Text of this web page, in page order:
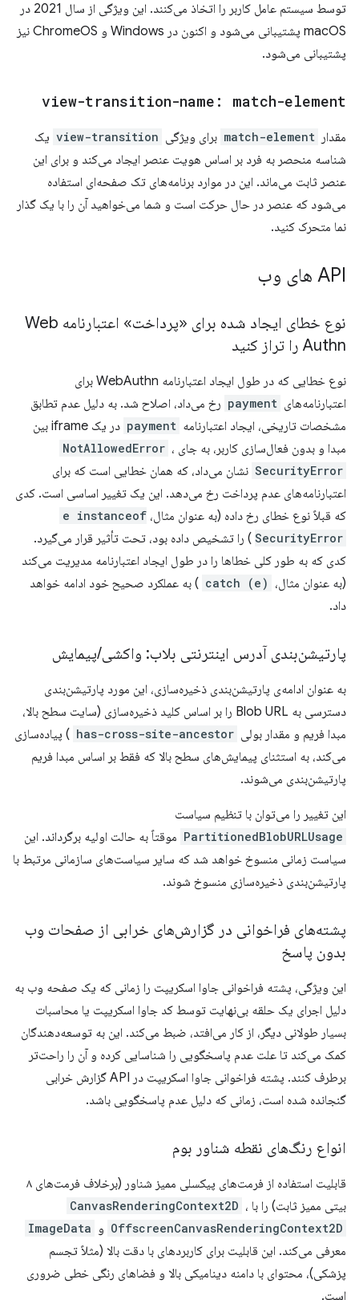
توسط سیستم عامل کاربر را اتخاذ می‌کنند. این ویژگی از سال 2021 در
macOS پشتیبانی می‌شود و اکنون در Windows و ChromeOS نیز
پشتیبانی می‌شود.
view-transition-name: match-element
مقدار match-element برای ویژگی view-transition یک
شناسه منحصر به فرد بر اساس هویت عنصر ایجاد می‌کند و برای این
عنصر ثابت می‌ماند. این در موارد برنامه‌های تک صفحه‌ای استفاده
می‌شود که عنصر در حال حرکت است و شما می‌خواهید آن را با یک گذار
نما متحرک کنید.
API های وب
نوع خطای ایجاد شده برای «پرداخت» اعتبارنامه Web
Authn را تراز کنید
نوع خطایی که در طول ایجاد اعتبارنامه WebAuthn برای
اعتبارنامه‌های payment رخ می‌داد، اصلاح شد. به دلیل عدم تطابق
مشخصات تاریخی، ایجاد اعتبارنامه payment
در یک iframe بین
مبدا و بدون فعال‌سازی کاربر، به جای
NotAllowedError ،
SecurityError نشان می‌داد، که همان خطایی است که برای
اعتبارنامه‌های عدم پرداخت رخ می‌دهد. این یک تغییر اساسی است. کدی
که قبلاً نوع خطای رخ داده (به عنوان مثال، e instanceof
SecurityError ) را تشخیص داده بود، تحت تأثیر قرار می‌گیرد.
کدی که به طور کلی خطاها را در طول ایجاد اعتبارنامه مدیریت می‌کند
(به عنوان مثال، catch (e) ) به عملکرد صحیح خود ادامه خواهد
داد.
پارتیشن‌بندی آدرس اینترنتی بلاب: واکشی/پیمایش
به عنوان ادامه‌ی پارتیشن‌بندی ذخیره‌سازی، این مورد پارتیشن‌بندی
دسترسی به Blob URL را بر اساس کلید ذخیره‌سازی (سایت سطح بالا،
مبدا فریم و مقدار بولی has-cross-site-ancestor ) پیاده‌سازی
می‌کند، به استثنای پیمایش‌های سطح بالا که فقط بر اساس مبدا فریم
پارتیشن‌بندی می‌شوند.
این تغییر را می‌توان با تنظیم سیاست
PartitionedBlobURLUsage موقتاً به حالت اولیه برگرداند. این
سیاست زمانی منسوخ خواهد شد که سایر سیاست‌های سازمانی مرتبط با
پارتیشن‌بندی ذخیره‌سازی منسوخ شوند.
پشته‌های فراخوانی در گزارش‌های خرابی از صفحات وب
بدون پاسخ
این ویژگی، پشته فراخوانی جاوا اسکریپت را زمانی که یک صفحه وب به
دلیل اجرای یک حلقه بی‌نهایت توسط کد جاوا اسکریپت یا محاسبات
بسیار طولانی دیگر، از کار می‌افتد، ضبط می‌کند. این به توسعه‌دهندگان
کمک می‌کند تا علت عدم پاسخگویی را شناسایی کرده و آن را راحت‌تر
برطرف کنند. پشته فراخوانی جاوا اسکریپت در API گزارش خرابی
گنجانده شده است، زمانی که دلیل عدم پاسخگویی باشد.
انواع رنگ‌های نقطه شناور بوم
قابلیت استفاده از فرمت‌های پیکسلی ممیز شناور (برخلاف فرمت‌های ۸
بیتی ممیز ثابت) را با
CanvasRenderingContext2D ،
OffscreenCanvasRenderingContext2D و ImageData
معرفی می‌کند. این قابلیت برای کاربردهای با دقت بالا (مثلاً تجسم
پزشکی)، محتوای با دامنه دینامیکی بالا و فضاهای رنگی خطی ضروری
است.